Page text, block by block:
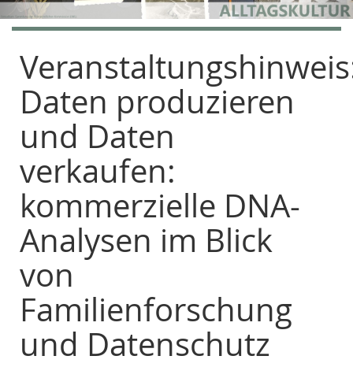
Daten produzieren
und Daten
verkaufen:
kommerzielle DNA-
Analysen im Blick
von
Familienforschung
und Datenschutz